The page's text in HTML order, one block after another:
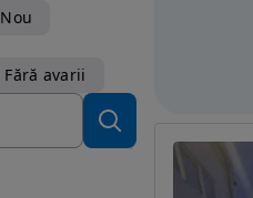
Nou
Fără avarii